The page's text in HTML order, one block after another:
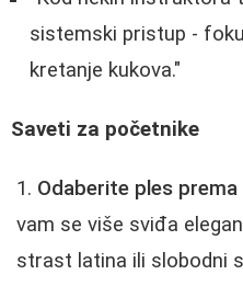
sistemski pristup -
kretanje kukova."
Saveti za početnike
Odaberite ples
vam se više sviđa
strast latina ili slobodni